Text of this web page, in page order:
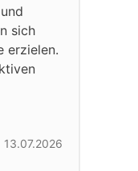
sich
erzielen.
13.07.2026